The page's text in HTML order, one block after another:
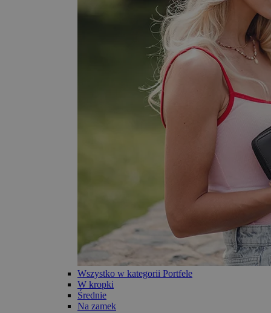
Wszystko w kategorii Portfele
W kropki
Średnie
Na zamek